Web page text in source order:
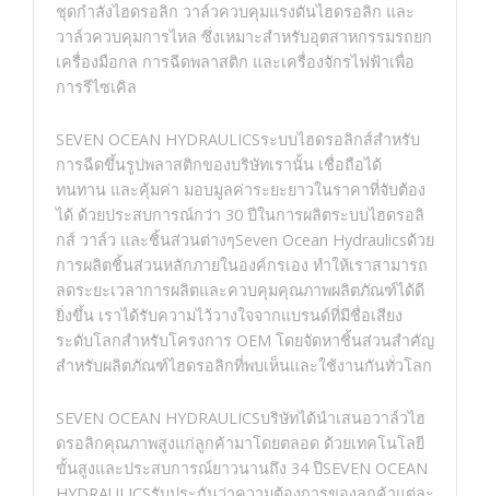
ชุดกำลังไฮดรอลิก วาล์วควบคุมแรงดันไฮดรอลิก และ
วาล์วควบคุมการไหล ซึ่งเหมาะสำหรับอุตสาหกรรมรถยก
เครื่องมือกล การฉีดพลาสติก และเครื่องจักรไฟฟ้าเพื่อ
การรีไซเคิล
SEVEN OCEAN HYDRAULICSระบบไฮดรอลิกส์สำหรับ
การฉีดขึ้นรูปพลาสติกของบริษัทเรานั้น เชื่อถือได้
ทนทาน และคุ้มค่า มอบมูลค่าระยะยาวในราคาที่จับต้อง
ได้ ด้วยประสบการณ์กว่า 30 ปีในการผลิตระบบไฮดรอลิ
กส์ วาล์ว และชิ้นส่วนต่างๆSeven Ocean Hydraulicsด้วย
การผลิตชิ้นส่วนหลักภายในองค์กรเอง ทำให้เราสามารถ
ลดระยะเวลาการผลิตและควบคุมคุณภาพผลิตภัณฑ์ได้ดี
ยิ่งขึ้น เราได้รับความไว้วางใจจากแบรนด์ที่มีชื่อเสียง
ระดับโลกสำหรับโครงการ OEM โดยจัดหาชิ้นส่วนสำคัญ
สำหรับผลิตภัณฑ์ไฮดรอลิกที่พบเห็นและใช้งานกันทั่วโลก
SEVEN OCEAN HYDRAULICSบริษัทได้นำเสนอวาล์วไฮ
ดรอลิกคุณภาพสูงแก่ลูกค้ามาโดยตลอด ด้วยเทคโนโลยี
ขั้นสูงและประสบการณ์ยาวนานถึง 34 ปีSEVEN OCEAN